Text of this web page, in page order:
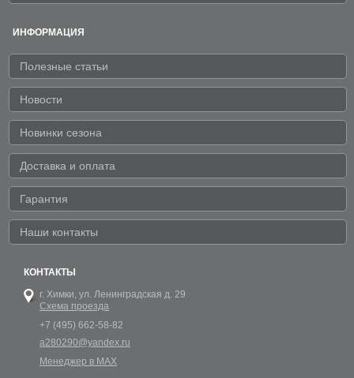
ИНФОРМАЦИЯ
Полезные статьи
Новости
Новинки сезона
Доставка и оплата
Гарантия
Наши контакты
КОНТАКТЫ
г. Химки, ул. Ленинградская д. 29
Схема проезда
+7 (495) 662-58-82
a280290@yandex.ru
Менеджер в MAX